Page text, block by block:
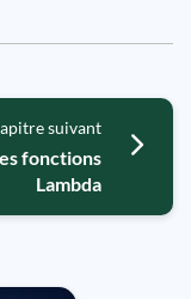
suivant
fonctions
Lambda